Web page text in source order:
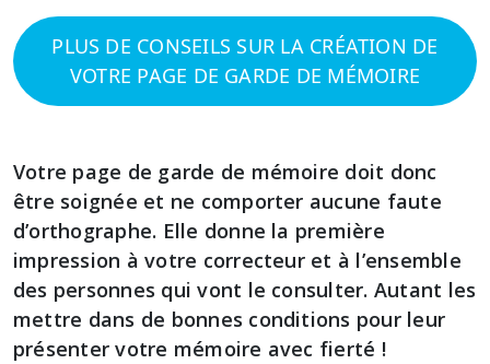
PLUS DE CONSEILS SUR LA CRÉATION DE
VOTRE PAGE DE GARDE DE MÉMOIRE
Votre page de garde de mémoire doit donc
être soignée et ne comporter aucune faute
d’orthographe. Elle donne la première
impression à votre correcteur et à l’ensemble
des personnes qui vont le consulter. Autant les
mettre dans de bonnes conditions pour leur
présenter votre mémoire avec fierté !